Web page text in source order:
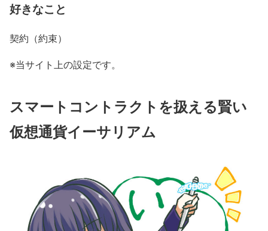
好きなこと
契約（約束）
※当サイト上の設定です。
スマートコントラクトを扱える賢い
仮想通貨イーサリアム